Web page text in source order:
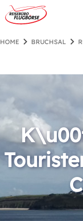
HOME BRUCHSAL